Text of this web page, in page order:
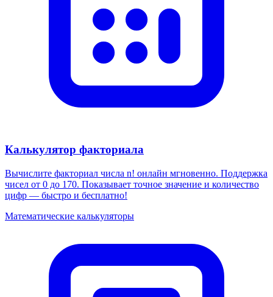
Калькулятор факториала
Вычислите факториал числа n! онлайн мгновенно. Поддержка
чисел от 0 до 170. Показывает точное значение и количество
цифр — быстро и бесплатно!
Математические калькуляторы